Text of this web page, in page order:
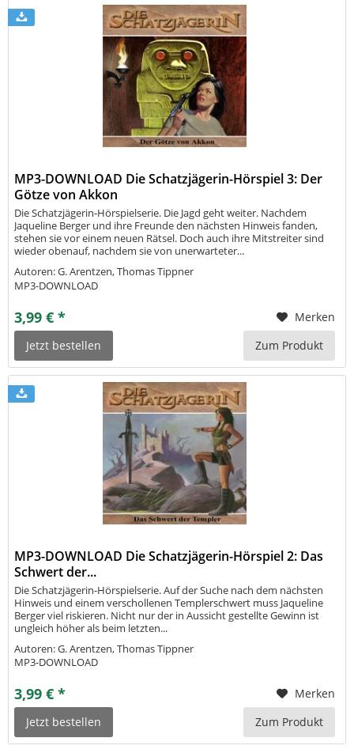
MP3-DOWNLOAD Die Schatzjägerin-Hörspiel 3: Der
Götze von Akkon
Die Schatzjägerin-Hörspielserie. Die Jagd geht weiter. Nachdem
Jaqueline Berger und ihre Freunde den nächsten Hinweis fanden,
stehen sie vor einem neuen Rätsel. Doch auch ihre Mitstreiter sind
wieder obenauf, nachdem sie von unerwarteter...
Autoren: G. Arentzen, Thomas Tippner
MP3-DOWNLOAD
3,99 € *
Merken
Jetzt bestellen
Zum Produkt
MP3-DOWNLOAD Die Schatzjägerin-Hörspiel 2: Das
Schwert der...
Die Schatzjägerin-Hörspielserie. Auf der Suche nach dem nächsten
Hinweis und einem verschollenen Templerschwert muss Jaqueline
Berger viel riskieren. Nicht nur der in Aussicht gestellte Gewinn ist
ungleich höher als beim letzten...
Autoren: G. Arentzen, Thomas Tippner
MP3-DOWNLOAD
3,99 € *
Merken
Jetzt bestellen
Zum Produkt